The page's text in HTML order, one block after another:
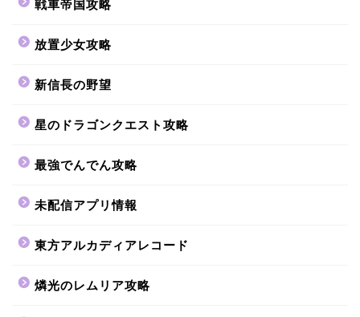
戦車帝国攻略
放置少女攻略
新信長の野望
星のドラゴンクエスト攻略
最強でんでん攻略
未配信アプリ情報
東方アルカディアレコード
燐光のレムリア攻略